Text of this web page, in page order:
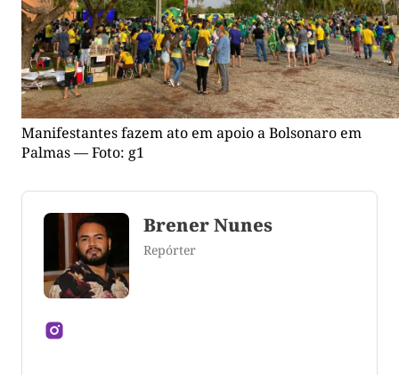
Manifestantes fazem ato em apoio a Bolsonaro em
Palmas — Foto: g1
Brener Nunes
Repórter